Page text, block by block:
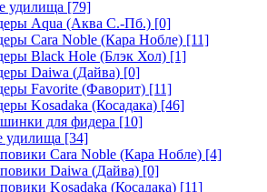
удилища [79]
Aqua (Аква С.-Пб.) [0]
Cara Noble (Кара Нобле) [11]
Black Hole (Блэк Хол) [1]
Daiwa (Дайва) [0]
Favorite (Фаворит) [11]
Kosadaka (Косадака) [46]
для фидера [10]
удилища [34]
Cara Noble (Кара Нобле) [4]
Daiwa (Дайва) [0]
Kosadaka (Косадака) [11]